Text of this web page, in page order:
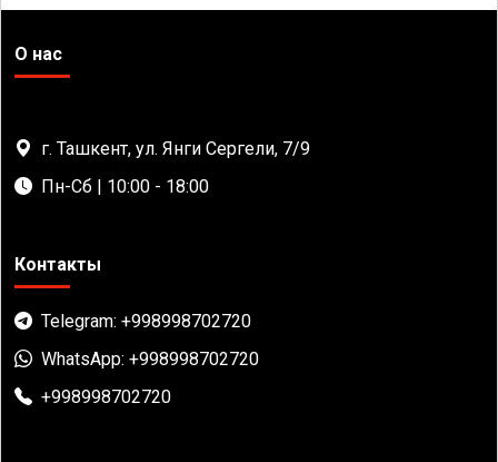
О нас
г. Ташкент, ул. Янги Сергели, 7/9
Пн-Сб | 10:00 - 18:00
Контакты
Telegram: +998998702720
WhatsApp: +998998702720
+998998702720